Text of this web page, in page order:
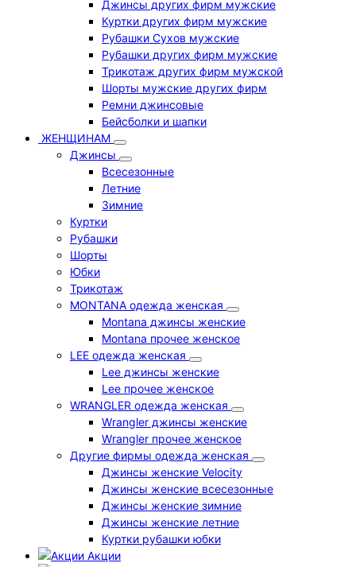
Джинсы других фирм мужские
Куртки других фирм мужские
Рубашки Сухов мужские
Рубашки других фирм мужские
Трикотаж других фирм мужской
Шорты мужские других фирм
Ремни джинсовые
Бейсболки и шапки
ЖЕНЩИНАМ
Джинсы
Всесезонные
Летние
Зимние
Куртки
Рубашки
Шорты
Юбки
Трикотаж
MONTANA одежда женская
Montana джинсы женские
Montana прочее женское
LEE одежда женская
Lee джинсы женские
Lee прочее женское
WRANGLER одежда женская
Wrangler джинсы женские
Wrangler прочее женское
Другие фирмы одежда женская
Джинсы женские Velocity
Джинсы женские всесезонные
Джинсы женские зимние
Джинсы женские летние
Куртки рубашки юбки
Акции